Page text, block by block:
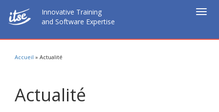
Innovative Training
and Software Expertise
Accueil » Actualité
Actualité